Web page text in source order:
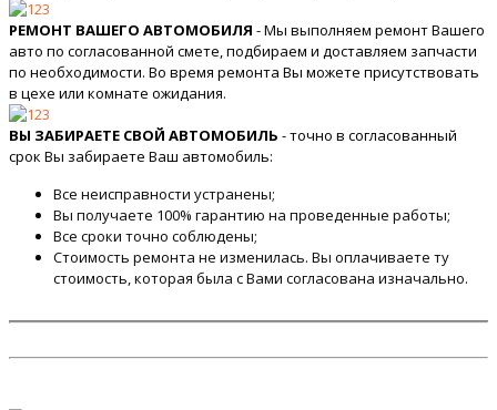
РЕМОНТ ВАШЕГО АВТОМОБИЛЯ - Мы выполняем ремонт Вашего
авто по согласованной смете, подбираем и доставляем запчасти
по необходимости. Во время ремонта Вы можете присутствовать
в цехе или комнате ожидания.
ВЫ ЗАБИРАЕТЕ СВОЙ АВТОМОБИЛЬ - точно в согласованный
срок Вы забираете Ваш автомобиль:
Все неисправности устранены;
Вы получаете 100% гарантию на проведенные работы;
Все сроки точно соблюдены;
Стоимость ремонта не изменилась. Вы оплачиваете ту
стоимость, которая была с Вами согласована изначально.